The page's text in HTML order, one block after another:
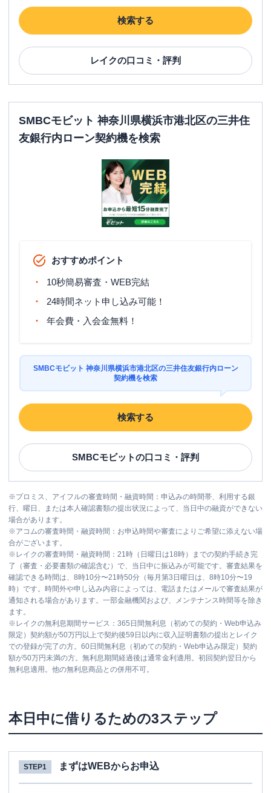
検索する
レイクの口コミ・評判
SMBCモビット 神奈川県横浜市港北区の三井住
友銀行内ローン契約機を検索
おすすめポイント
10秒簡易審査・WEB完結
24時間ネット申し込み可能！
年会費・入会金無料！
SMBCモビット 神奈川県横浜市港北区の三井住友銀行内ローン
契約機を検索
検索する
SMBCモビットの口コミ・評判
※プロミス、アイフルの審査時間・融資時間：申込みの時間帯、利用する銀
行、曜日、または本人確認書類の提出状況によって、当日中の融資ができない
場合があります。
※アコムの審査時間・融資時間：お申込時間や審査によりご希望に添えない場
合がございます。
※ レイクの審査時間・融資時間：21時（日曜日は18時）までの契約手続き完
了（審査・必要書類の確認含む）で、当日中に振込みが可能です。審査結果を
確認できる時間は、8時10分〜21時50分（毎月第3日曜日は、8時10分〜19
時）です。時間外や申し込み内容によっては、電話またはメールで審査結果が
通知される場合があります。一部金融機関および、メンテナンス時間等を除き
ます。
※ レイクの無利息期間サービス：365日間無利息（初めての契約・Web申込み
限定）契約額が50万円以上で契約後59日以内に収入証明書類の提出とレイク
での登録が完了の方。60日間無利息（初めての契約・Web申込み限定）契約
額が50万円未満の方。無利息期間経過後は通常金利適用。初回契約翌日から
無利息適用。他の無利息商品との併用不可。
本日中に借りるための3ステップ
STEP1 まずはWEBからお申込